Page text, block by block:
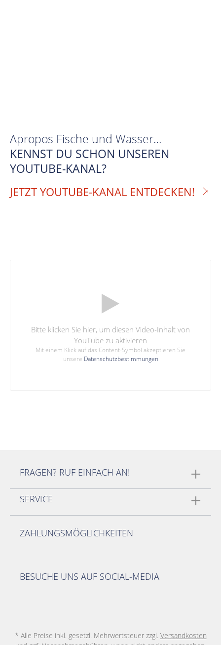
Apropos Fische und Wasser…
KENNST DU SCHON UNSEREN
YOUTUBE-KANAL?
JETZT YOUTUBE-KANAL ENTDECKEN!
Bitte klicken Sie hier, um diesen Video-Inhalt von
YouTube zu aktivieren
Mit einem Klick auf das Content-Symbol akzeptieren Sie
unsere Datenschutzbestimmungen
FRAGEN? RUF EINFACH AN!
SERVICE
ZAHLUNGSMÖGLICHKEITEN
BESUCHE UNS AUF SOCIAL-MEDIA
* Alle Preise inkl. gesetzl. Mehrwertsteuer zzgl. Versandkosten